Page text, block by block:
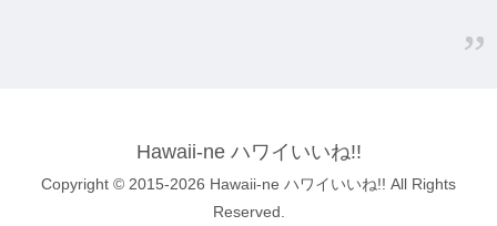
Hawaii-ne ハワイいいね!!
Copyright © 2015-2026 Hawaii-ne ハワイいいね!! All Rights
Reserved.